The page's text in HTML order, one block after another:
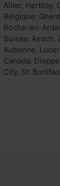
Allier, Herblay,
Belgique:
Roche-en-
Suisse: Aesch,
Aubonne,
Canada:
City, St.